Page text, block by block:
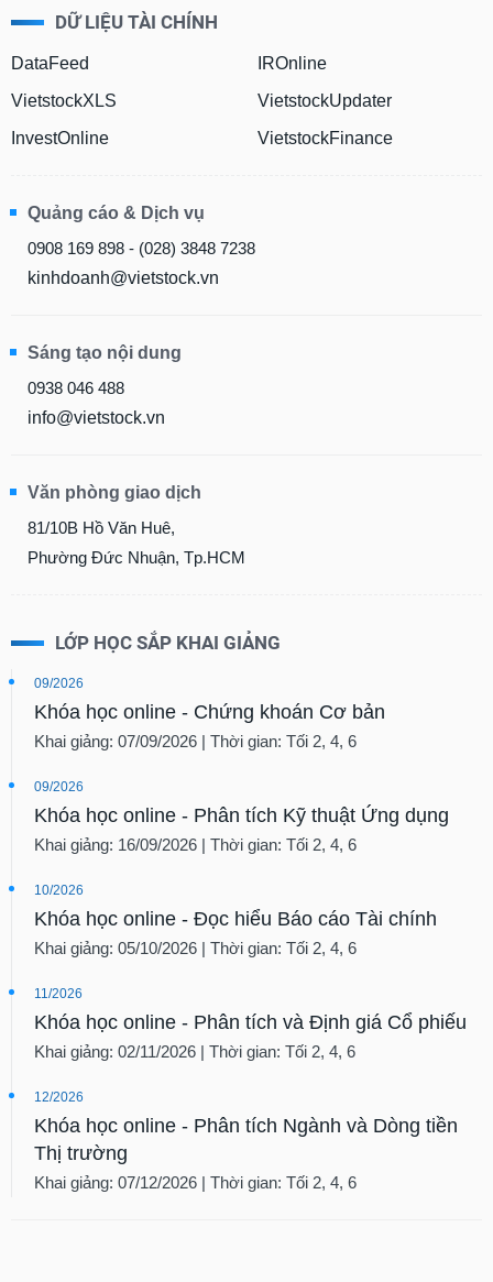
DỮ LIỆU TÀI CHÍNH
DataFeed
VietstockXLS
InvestOnline
IROnline
VietstockUpdater
VietstockFinance
Quảng cáo & Dịch vụ
0908 169 898 - (028) 3848 7238
kinhdoanh@vietstock.vn
Sáng tạo nội dung
0938 046 488
info@vietstock.vn
Văn phòng giao dịch
81/10B Hồ Văn Huê,
Phường Đức Nhuận, Tp.HCM
LỚP HỌC SẮP KHAI GIẢNG
09/2026
Khóa học online - Chứng khoán Cơ bản
Khai giảng: 07/09/2026 | Thời gian: Tối 2, 4, 6
09/2026
Khóa học online - Phân tích Kỹ thuật Ứng dụng
Khai giảng: 16/09/2026 | Thời gian: Tối 2, 4, 6
10/2026
Khóa học online - Đọc hiểu Báo cáo Tài chính
Khai giảng: 05/10/2026 | Thời gian: Tối 2, 4, 6
11/2026
Khóa học online - Phân tích và Định giá Cổ phiếu
Khai giảng: 02/11/2026 | Thời gian: Tối 2, 4, 6
12/2026
Khóa học online - Phân tích Ngành và Dòng tiền
Thị trường
Khai giảng: 07/12/2026 | Thời gian: Tối 2, 4, 6